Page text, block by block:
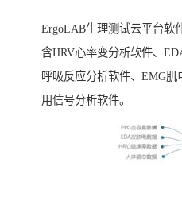
ErgoLAB生理测试云平台软
含HRV心率变分析软件、
呼吸反应分析软件、EMG肌
用信号分析软件。